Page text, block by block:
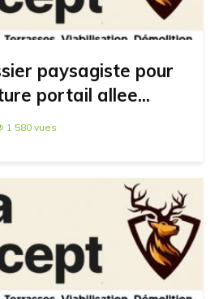
paysagiste pour
portail allee...
1 580 vues